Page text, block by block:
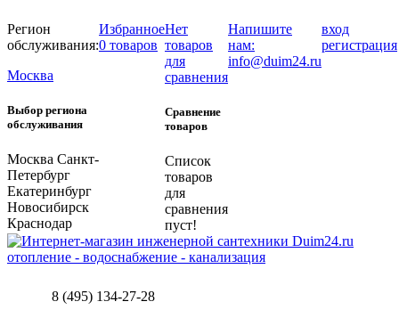
Регион
обслуживания:
Москва
Выбор региона
обслуживания
Москва Санкт-
Петербург
Екатеринбург
Новосибирск
Краснодар
Избранное
0 товаров
Нет
товаров
для
сравнения
Сравнение
товаров
Список
товаров
для
сравнения
пуст!
Напишите
нам:
info@duim24.ru
вход
регистрация
отопление - водоснабжение - канализация
8 (495) 134-27-28